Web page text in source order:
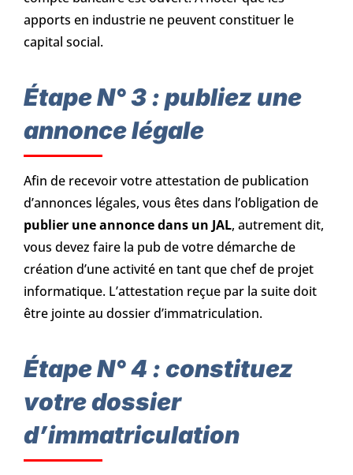
apports en industrie ne peuvent constituer le
capital social.
Étape N° 3 : publiez une
annonce légale
Afin de recevoir votre attestation de publication
d’annonces légales, vous êtes dans l’obligation de
publier une annonce dans un JAL, autrement dit,
vous devez faire la pub de votre démarche de
création d’une activité en tant que chef de projet
informatique. L’attestation reçue par la suite doit
être jointe au dossier d’immatriculation.
Étape N° 4 : constituez
votre dossier
d’immatriculation